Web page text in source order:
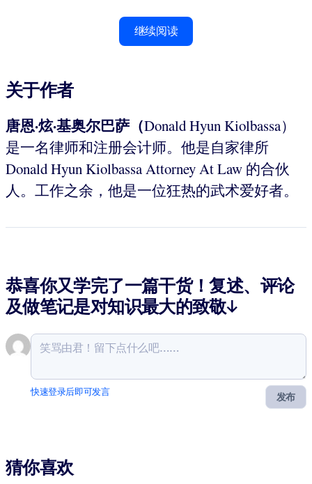
继续阅读
关于作者
唐恩·炫·基奥尔巴萨（Donald Hyun Kiolbassa）
是一名律师和注册会计师。他是自家律所
Donald Hyun Kiolbassa Attorney At Law 的合伙
人。工作之余，他是一位狂热的武术爱好者。
恭喜你又学完了一篇干货！复述、评论
及做笔记是对知识最大的致敬↓
发布
快速登录后即可发言
猜你喜欢